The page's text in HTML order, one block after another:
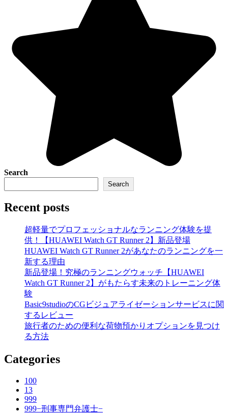
Search
Search
Recent posts
超軽量でプロフェッショナルなランニング体験を提
供！【HUAWEI Watch GT Runner 2】新品登場
HUAWEI Watch GT Runner 2があなたのランニングを一
新する理由
新品登場！究極のランニングウォッチ【HUAWEI
Watch GT Runner 2】がもたらす未来のトレーニング体
験
Basic9studioのCGビジュアライゼーションサービスに関
するレビュー
旅行者のための便利な荷物預かりオプションを見つけ
る方法
Categories
100
13
999
999−刑事専門弁護士−